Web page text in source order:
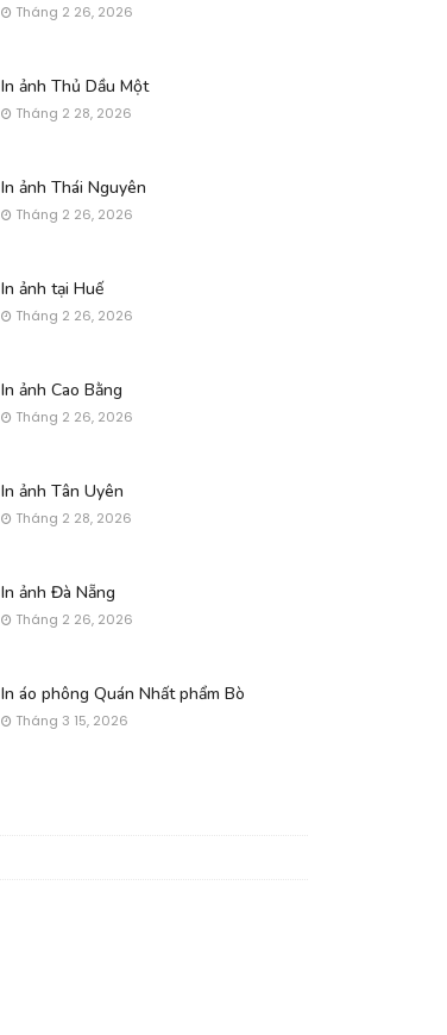
Tháng 2 26, 2026
In ảnh Thủ Dầu Một
Tháng 2 28, 2026
In ảnh Thái Nguyên
Tháng 2 26, 2026
In ảnh tại Huế
Tháng 2 26, 2026
In ảnh Cao Bằng
Tháng 2 26, 2026
In ảnh Tân Uyên
Tháng 2 28, 2026
In ảnh Đà Nẵng
Tháng 2 26, 2026
In áo phông Quán Nhất phẩm Bò
Tháng 3 15, 2026